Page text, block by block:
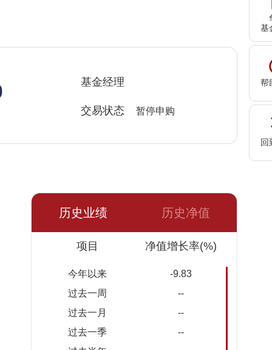
基
帮
回
基金经理
交易状态 暂停申购
历史业绩 历史净值
项目 净值增长率(%)
今年以来
-9.83
过去一周
--
过去一月
--
过去一季
--
净值
累计净
2026-
1.2686
07-03